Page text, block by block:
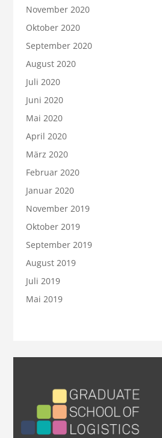
November 2020
Oktober 2020
September 2020
August 2020
Juli 2020
Juni 2020
Mai 2020
April 2020
März 2020
Februar 2020
Januar 2020
November 2019
Oktober 2019
September 2019
August 2019
Juli 2019
Mai 2019